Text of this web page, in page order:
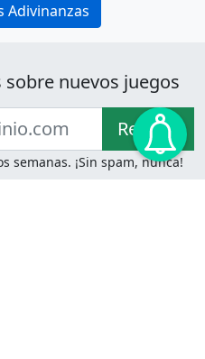
Adivinanzas
nuevos juegos
Recibir!
semanas. ¡Sin spam, nunca!